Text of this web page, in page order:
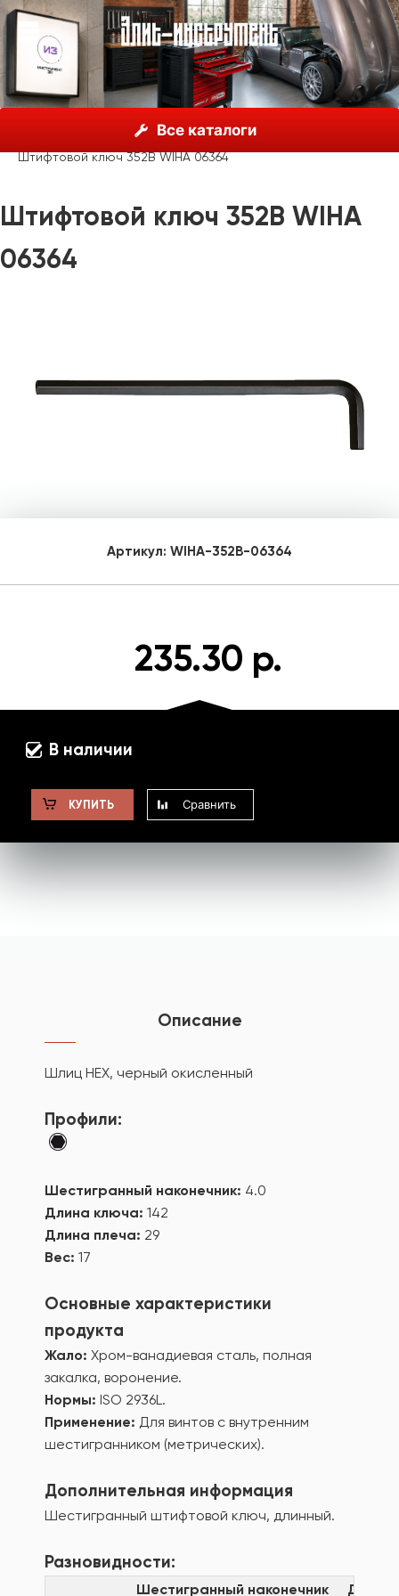
Все каталоги
Инструмент Wiha, Германия
Шестигранные ключи
Одиночные ключи Wiha
Штифтовой ключ 352B WIHA 06364
Штифтовой ключ 352B WIHA
06364
Артикул: WIHA-352B-06364
235.30 р.
В наличии
КУПИТЬ Сравнить
Описание
Шлиц HEX, черный окисленный
Профили:
Шестигранный наконечник: 4.0
Длина ключа: 142
Длина плеча: 29
Вес: 17
Основные характеристики
продукта
Жало: Хром-ванадиевая сталь, полная
закалка, воронение.
Нормы: ISO 2936L.
Применение: Для винтов с внутренним
шестигранником (метрических).
Дополнительная информация
Шестигранный штифтовой ключ, длинный.
Разновидности:
Шестигранный наконечник Длина